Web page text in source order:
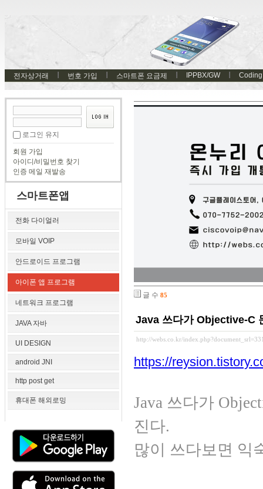
전자상거래 번호 가입 스마트폰 요금제 IPPBX/GW Coding
로그인 유지
회원 가입
아이디/비밀번호 찾기
인증 메일 재발송
스마트폰앱
전화 다이얼러
모바일 VOIP
안드로이드 프로그램
아이폰 앱 프로그램
네트워크 프로그램
JAVA 자바
UI DESIGN
android JNI
http post get
휴대폰 해외로밍
글 수 85
Java 쓰다가 Objective-C
http://webs.co.kr/
https://
Java 쓰다가
진다.
많이 쓰다보면 익